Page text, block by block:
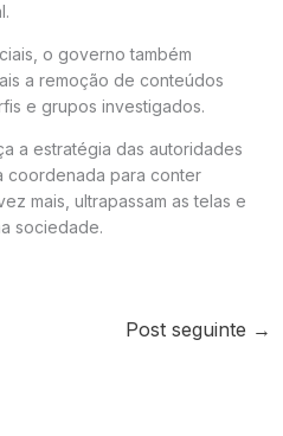
o governo também
a remoção de conteúdos
e grupos investigados.
a estratégia das autoridades
coordenada para conter
mais, ultrapassam as telas e
sociedade.
Post seguinte →